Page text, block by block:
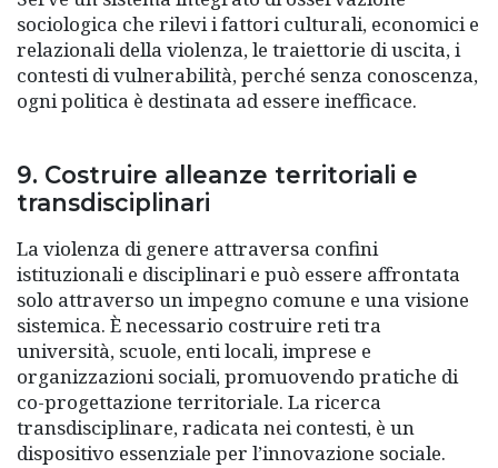
sociologica che rilevi i fattori culturali, economici e
relazionali della violenza, le traiettorie di uscita, i
contesti di vulnerabilità, perché senza conoscenza,
ogni politica è destinata ad essere inefficace.
9. Costruire alleanze territoriali e
transdisciplinari
La violenza di genere attraversa confini
istituzionali e disciplinari e può essere affrontata
solo attraverso un impegno comune e una visione
sistemica. È necessario costruire reti tra
università, scuole, enti locali, imprese e
organizzazioni sociali, promuovendo pratiche di
co-progettazione territoriale. La ricerca
transdisciplinare, radicata nei contesti, è un
dispositivo essenziale per l’innovazione sociale.